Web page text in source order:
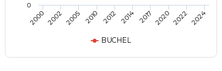
BUCHEL
2000 2002 2005 2010 2012 2014 2017 2020 2022 2024
0